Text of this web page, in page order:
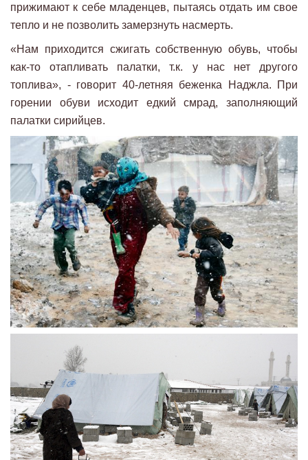
прижимают к себе младенцев, пытаясь отдать им свое
тепло и не позволить замерзнуть насмерть.
«Нам приходится сжигать собственную обувь, чтобы
как-то отапливать палатки, т.к. у нас нет другого
топлива», - говорит 40-летняя беженка Наджла. При
горении обуви исходит едкий смрад, заполняющий
палатки сирийцев.